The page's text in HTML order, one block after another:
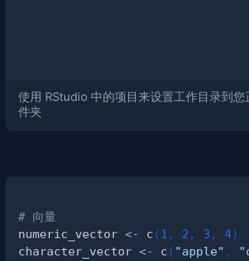
使用 RStudio 中的项目来设置工作目录到您
件夹
# 向量
numeric_vector <- c (1 , 2 , 3 , 4)
character_vector <- c ( "apple" ,